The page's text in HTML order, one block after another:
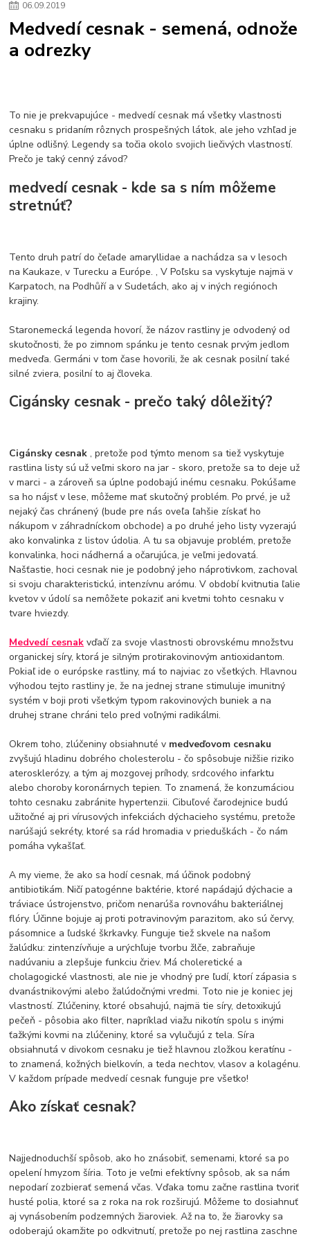
kuchynské drezy sety
kúpelňové batérie
vodovodné batérie do kúpelne kuchynske
drez
bidetové batérie
vaňové batérie
vodovodné batérie blanco
Zápustné umývadlá
sprchový záves
vodovodná batéria
čierna kúpelňová batéria
vaňa retro
voľne stojaca vaňa
retro kúpeľne
Nákup tovaru pre firmy bez DPH
Bez DPH
Ako znížiť náklady
Ako znížiť náklady na firmu
06.09.2019
Medvedí cesnak - semená, odnože
a odrezky
To nie je prekvapujúce - medvedí cesnak má všetky vlastnosti
cesnaku s pridaním rôznych prospešných látok, ale jeho vzhľad je
úplne odlišný. Legendy sa točia okolo svojich liečivých vlastností.
Prečo je taký cenný závod?
medvedí cesnak - kde sa s ním môžeme
stretnúť?
Tento druh patrí do čeľade amaryllidae a nachádza sa v lesoch
na Kaukaze, v Turecku a Európe. , V Poľsku sa vyskytuje najmä v
Karpatoch, na Podhůří a v Sudetách, ako aj v iných regiónoch
krajiny.
Staronemecká legenda hovorí, že názov rastliny je odvodený od
skutočnosti, že po zimnom spánku je tento cesnak prvým jedlom
medveďa. Germáni v tom čase hovorili, že ak cesnak posilní také
silné zviera, posilní to aj človeka.
Cigánsky cesnak - prečo taký dôležitý?
Cigánsky cesnak, pretože pod týmto menom sa tiež vyskytuje
rastlina listy sú už veľmi skoro na jar - skoro, pretože sa to deje už
v marci - a zároveň sa úplne podobajú inému cesnaku. Pokúšame
sa ho nájsť v lese, môžeme mať skutočný problém. Po prvé, je už
nejaký čas chránený (bude pre nás oveľa ľahšie získať ho
nákupom v záhradníckom obchode) a po druhé jeho listy vyzerajú
ako konvalinka z listov údolia. A tu sa objavuje problém, pretože
konvalinka, hoci nádherná a očarujúca, je veľmi jedovatá.
Našťastie, hoci cesnak nie je podobný jeho náprotivkom, zachoval
si svoju charakteristickú, intenzívnu arómu. V období kvitnutia ľalie
kvetov v údolí sa nemôžete pokaziť ani kvetmi tohto cesnaku v
tvare hviezdy.
Medvedí cesnak vďačí za svoje vlastnosti obrovskému množstvu
organickej síry, ktorá je silným protirakovinovým antioxidantom.
Pokiaľ ide o európske rastliny, má to najviac zo všetkých. Hlavnou
výhodou tejto rastliny je, že na jednej strane stimuluje imunitný
systém v boji proti všetkým typom rakovinových buniek a na
druhej strane chráni telo pred voľnými radikálmi.
Okrem toho, zlúčeniny obsiahnuté v medveďovom cesnaku
zvyšujú hladinu dobrého cholesterolu - čo spôsobuje nižšie riziko
aterosklerózy, a tým aj mozgovej príhody, srdcového infarktu
alebo choroby koronárnych tepien. To znamená, že konzumáciou
tohto cesnaku zabránite hypertenzii. Cibuľové čarodejnice budú
užitočné aj pri vírusových infekciách dýchacieho systému, pretože
narúšajú sekréty, ktoré sa rád hromadia v prieduškách - čo nám
pomáha vykašľať.
A my vieme, že ako sa hodí cesnak, má účinok podobný
antibiotikám. Ničí patogénne baktérie, ktoré napádajú dýchacie a
tráviace ústrojenstvo, pričom nenarúša rovnováhu bakteriálnej
flóry. Účinne bojuje aj proti potravinovým parazitom, ako sú červy,
pásomnice a ľudské škrkavky. Funguje tiež skvele na našom
žalúdku: zintenzívňuje a urýchľuje tvorbu žlče, zabraňuje
nadúvaniu a zlepšuje funkciu čriev. Má choleretické a
cholagogické vlastnosti, ale nie je vhodný pre ľudí, ktorí zápasia s
dvanástnikovými alebo žalúdočnými vredmi. Toto nie je koniec jej
vlastností. Zlúčeniny, ktoré obsahujú, najmä tie síry, detoxikujú
pečeň - pôsobia ako filter, napríklad viažu nikotín spolu s inými
ťažkými kovmi na zlúčeniny, ktoré sa vylučujú z tela. Síra
obsiahnutá v divokom cesnaku je tiež hlavnou zložkou keratínu -
to znamená, kožných bielkovín, a teda nechtov, vlasov a kolagénu.
V každom prípade medvedí cesnak funguje pre všetko!
Ako získať cesnak?
Najjednoduchší spôsob, ako ho znásobiť, semenami, ktoré sa po
opelení hmyzom šíria. Toto je veľmi efektívny spôsob, ak sa nám
nepodarí zozbierať semená včas. Vďaka tomu začne rastlina tvoriť
husté polia, ktoré sa z roka na rok rozširujú. Môžeme to dosiahnuť
aj vynásobením podzemných žiaroviek. Až na to, že žiarovky sa
odoberajú okamžite po odkvitnutí, pretože po nej rastlina zaschne